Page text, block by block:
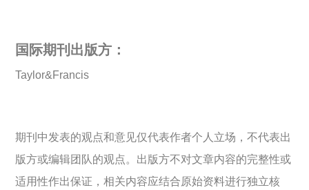
国际期刊出版方：
Taylor&Francis
期刊中发表的观点和意见仅代表作者个人立场，不代表出
版方或编辑团队的观点。出版方不对文章内容的完整性或
适用性作出保证，相关内容应结合原始资料进行独立核